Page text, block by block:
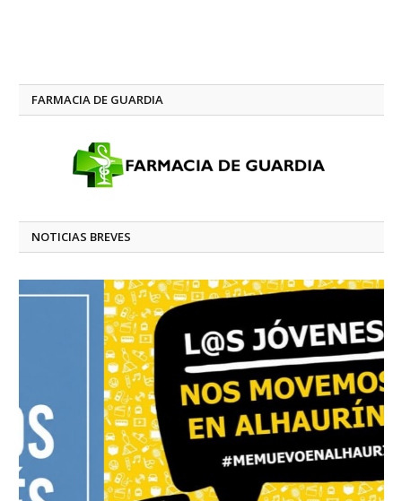
FARMACIA DE GUARDIA
NOTICIAS BREVES